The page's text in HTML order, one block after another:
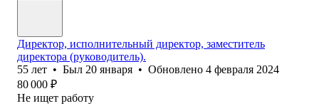
Директор, исполнительный директор, заместитель
директора (руководитель).
55 лет • Был 20 января • Обновлено 4 февраля 2024
80 000 ₽
Не ищет работу